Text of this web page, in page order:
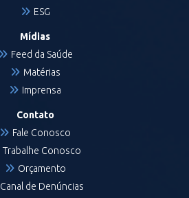
ESG
Mídias
Feed da Saúde
Matérias
Imprensa
Contato
Fale Conosco
Trabalhe Conosco
Orçamento
Canal de Denúncias